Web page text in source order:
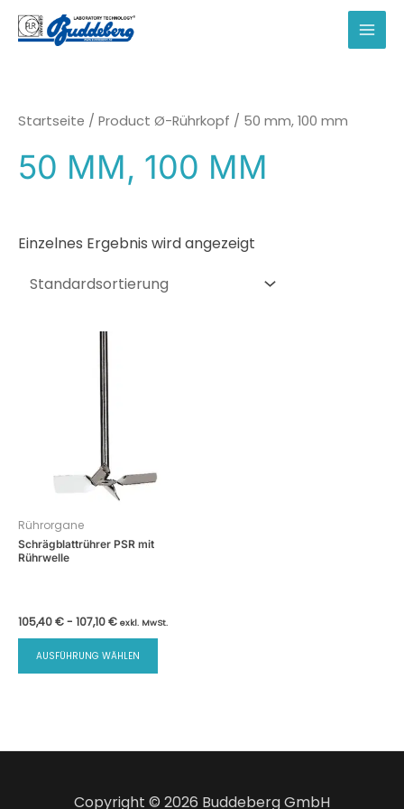
Zum
Inhalt
springen
Startseite / Product Ø-Rührkopf / 50 mm, 100 mm
50 MM, 100 MM
Einzelnes Ergebnis wird angezeigt
Rührorgane
Schrägblattrührer PSR mit
Rührwelle
105,40€- 107,10€ exkl. MwSt.
AUSFÜHRUNG WÄHLEN
Dieses
auf.
Copyright © 2026 Buddeberg GmbH